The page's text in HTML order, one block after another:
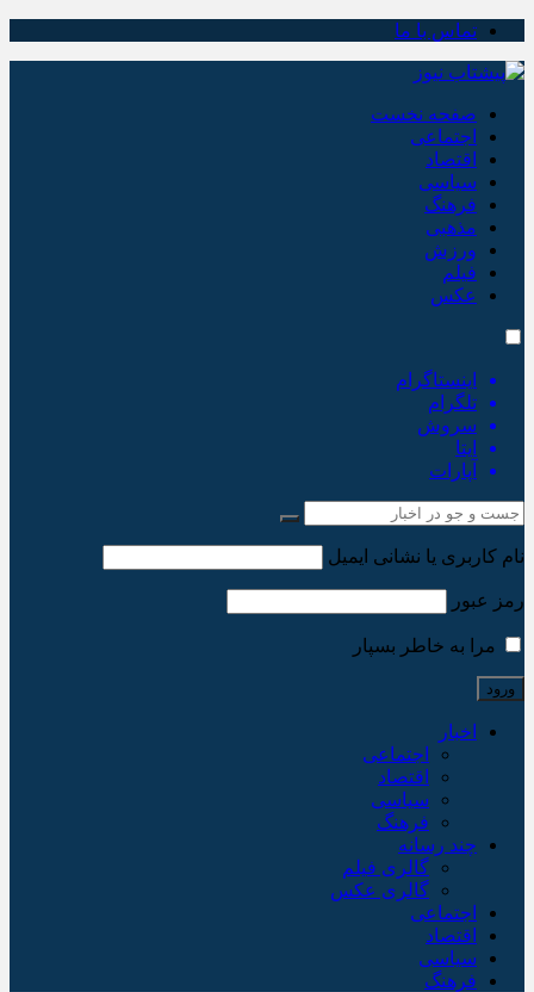
تماس با ما
صفحه نخست
اجتماعی
اقتصاد
سیاسی
فرهنگ
مذهبی
ورزش
فیلم
عکس
اینستاگرام
تلگرام
سروش
ایتا
آپارات
نام کاربری یا نشانی ایمیل
رمز عبور
مرا به خاطر بسپار
اخبار
اجتماعی
اقتصاد
سیاسی
فرهنگ
چند رسانه
گالری فیلم
گالری عکس
اجتماعی
اقتصاد
سیاسی
فرهنگ